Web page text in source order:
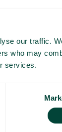
our traffic.
who may
services.